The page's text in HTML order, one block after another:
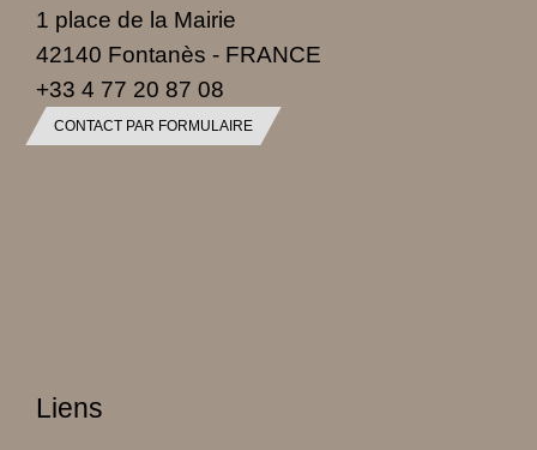
1 place de la Mairie
42140 Fontanès - FRANCE
+33 4 77 20 87 08
CONTACT PAR FORMULAIRE
Liens